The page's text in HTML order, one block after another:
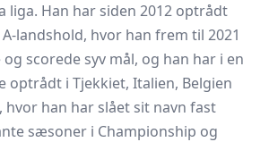
liga. Han har siden 2012 optrådt
landshold, hvor han frem til 2021
scorede syv mål, og han har i en
optrådt i Tjekkiet, Italien, Belgien
han har slået sit navn fast
sæsoner i Championship og